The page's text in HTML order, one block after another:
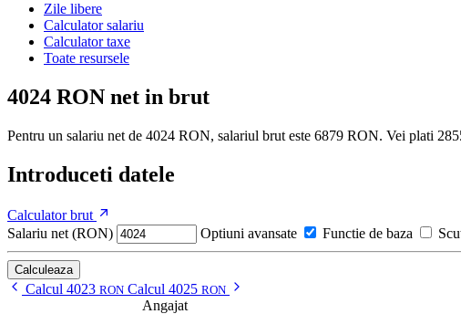
Zile libere
Calculator salariu
Calculator taxe
Toate resursele
4024 RON net in brut
Pentru un salariu net de 4024 RON, salariul brut este 6879 RON. Vei plati
Introduceti datele
Calculator brut
Salariu net (RON)
Optiuni avansate Functie de baza
Calculeaza
Calcul 4023 RON Calcul 4025 RON
Angajat